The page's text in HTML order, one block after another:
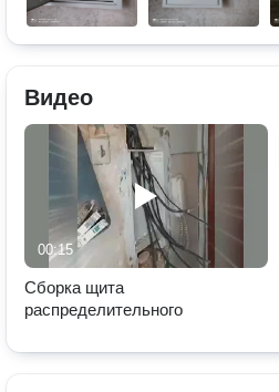
Видео
00:15
Сборка щита
распределительного